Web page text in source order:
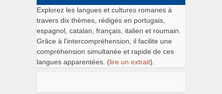
Explorez les langues et cultures romanes à
travers dix thèmes, rédigés en portugais,
espagnol, catalan, français, italien et roumain.
Grâce à l'intercompréhension, il facilite une
compréhension simultanée et rapide de ces
langues apparentées. (lire un extrait).